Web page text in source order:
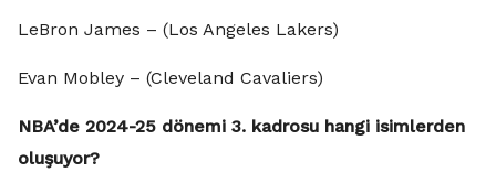
LeBron James – (Los Angeles Lakers)
Evan Mobley – (Cleveland Cavaliers)
NBA’de 2024-25 dönemi 3. kadrosu hangi isimlerden
oluşuyor?